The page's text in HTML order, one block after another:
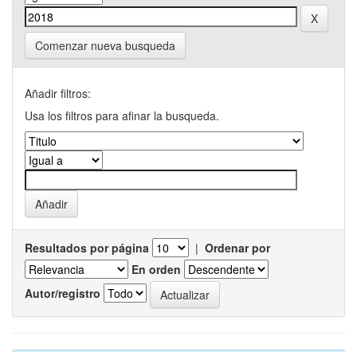
Comenzar nueva busqueda
Añadir filtros:
Usa los filtros para afinar la busqueda.
Resultados por página | Ordenar por
En orden
Autor/registro